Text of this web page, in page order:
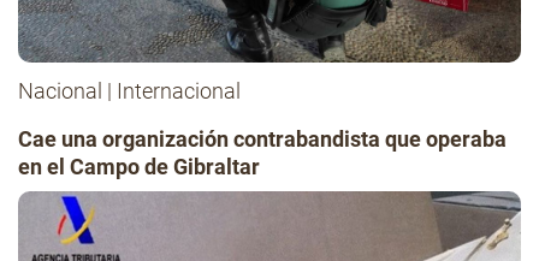
Nacional | Internacional
Cae una organización contrabandista que operaba
en el Campo de Gibraltar